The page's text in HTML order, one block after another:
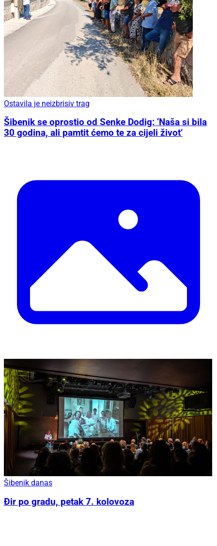
Ostavila je neizbrisiv trag
Šibenik se oprostio od Senke Dodig: ‘Naša si bila
30 godina, ali pamtit ćemo te za cijeli život’
Šibenik danas
Đir po gradu, petak 7. kolovoza